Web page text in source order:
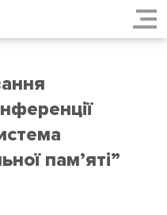
пам’яті”